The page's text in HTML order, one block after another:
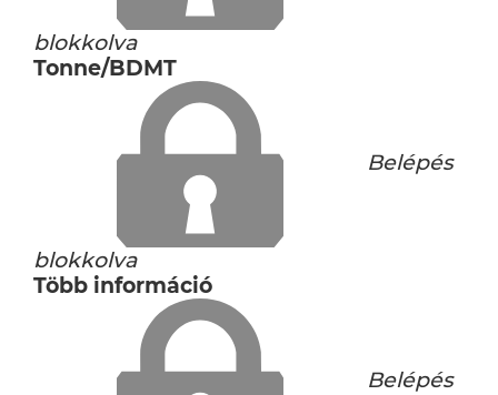
blokkolva
Tonne/BDMT
Belépés
blokkolva
Több információ
Belépés